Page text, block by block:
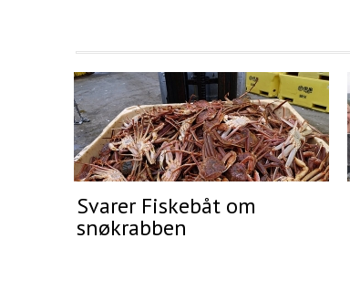
Svarer Fiskebåt om
snøkrabben